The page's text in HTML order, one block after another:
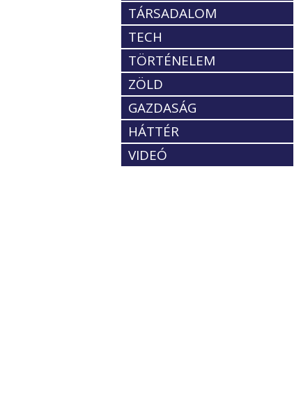
TÁRSADALOM
TECH
TÖRTÉNELEM
ZÖLD
GAZDASÁG
HÁTTÉR
VIDEÓ